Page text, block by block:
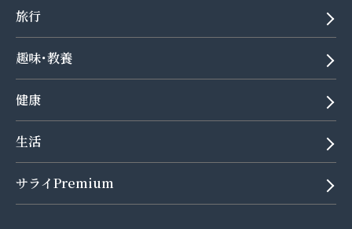
旅行
趣味･教養
健康
生活
サライPremium